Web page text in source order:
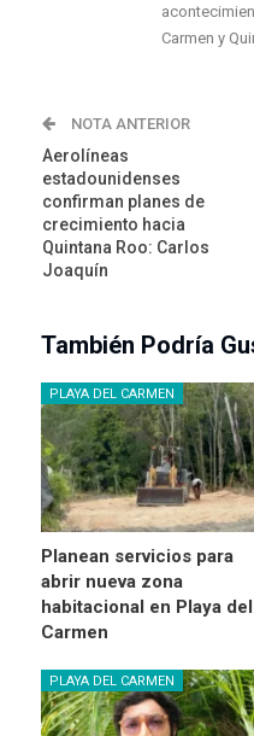
Carmen y
NOTA ANTERIOR
Aerolíneas
estadounidenses
confirman planes de
crecimiento hacia
Quintana Roo: Carlos
Joaquín
También Podría
PLAYA DEL CARMEN
Planean servicios para
abrir nueva zona
habitacional en Playa del
Carmen
PLAYA DEL CARMEN